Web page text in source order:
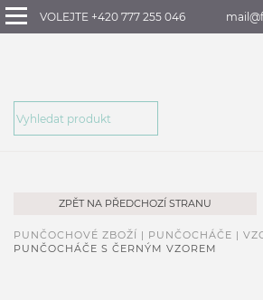
VOLEJTE +420 777 255 046
ZPĚT NA PŘEDCHOZÍ STRANU
PUNČOCHOVÉ ZBOŽÍ | PUNČOCHÁČE |
PUNČOCHÁČE S ČERNÝM VZOREM